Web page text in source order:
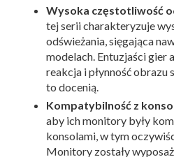
Wysoka częstotliwość
tej serii charakteryzuje
odświeżania, sięgająca
modelach. Entuzjaści gier
reakcja i płynność obrazu
to docenią.
Kompatybilność z
aby ich monitory były
konsolami, w tym
Monitory zostały